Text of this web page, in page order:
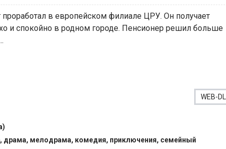
в европейском филиале ЦРУ. Он получает
и спокойно в родном городе. Пенсионер решил больше
WEB-DL
драма, мелодрама, комедия, приключения, семейный